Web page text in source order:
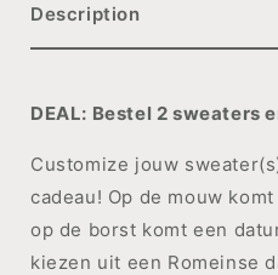
initialen
Description
DEAL: Bestel 2 sweaters
Customize jouw
cadeau! Op de mouw
op de borst komt een
kiezen uit een Romeinse